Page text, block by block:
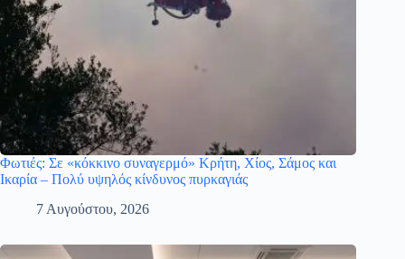
Φωτιές: Σε «κόκκινο συναγερμό» Κρήτη, Χίος, Σάμος και
Ικαρία – Πολύ υψηλός κίνδυνος πυρκαγιάς
7 Αυγούστου, 2026